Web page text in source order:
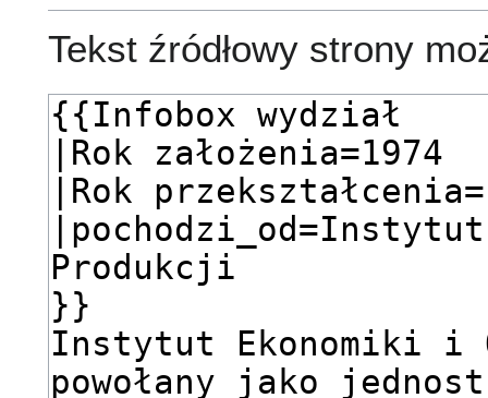
Tekst źródłowy strony